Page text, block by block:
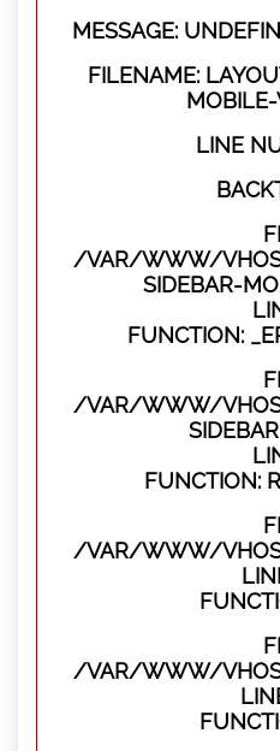
MESSAGE:
FILENAME:
MOBILE-
LINE
/VAR/WWW/
SIDEBAR-
FUNCTION:
/VAR/WWW/
FUNCTION:
/VAR/WWW/
/VAR/WWW/